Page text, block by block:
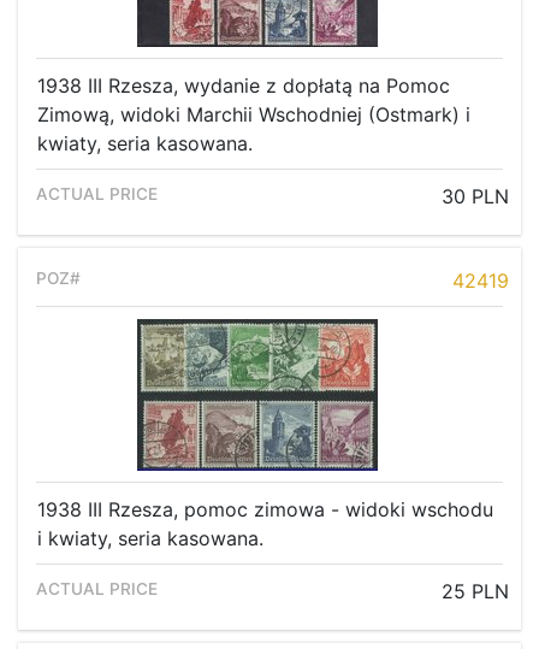
1938 III Rzesza, wydanie z dopłatą na Pomoc
Zimową, widoki Marchii Wschodniej (Ostmark) i
kwiaty, seria kasowana.
30 PLN
42419
1938 III Rzesza, pomoc zimowa - widoki wschodu
i kwiaty, seria kasowana.
25 PLN